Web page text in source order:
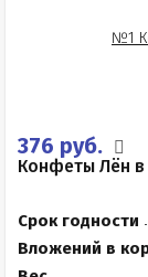
376 руб.
Конфеты Лён
Срок годности
Вложений в